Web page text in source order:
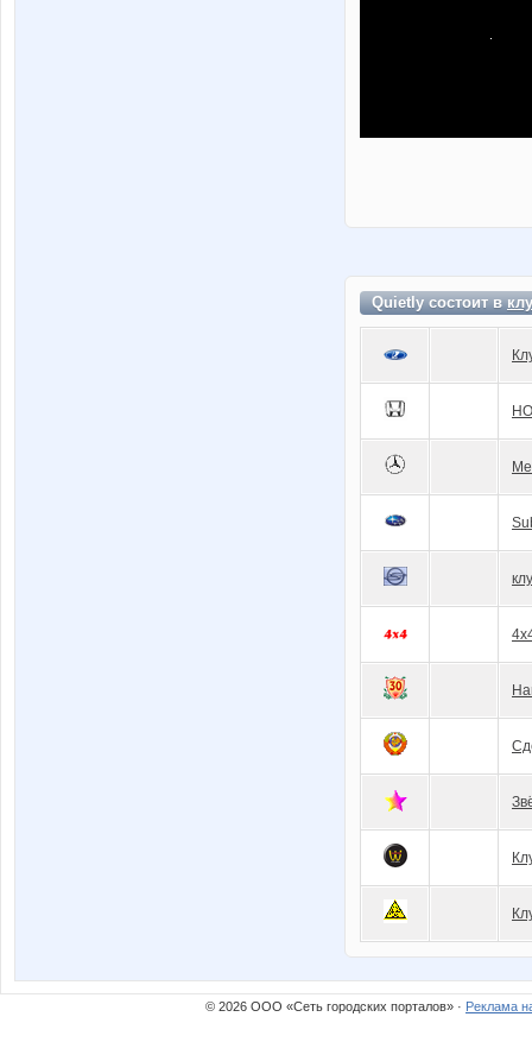
Quietly состоит в
© 2026 ООО «Сеть городских порталов» · Реклама